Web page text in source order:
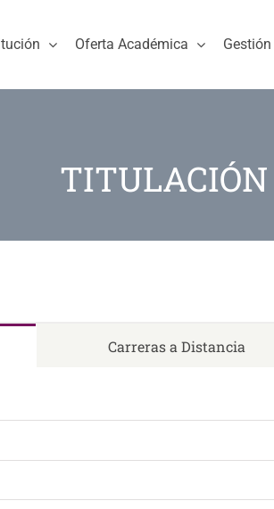
Oferta Académica
Carreras a Distancia